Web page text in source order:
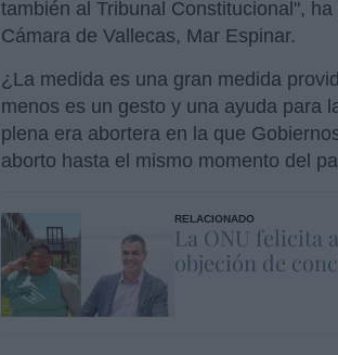
también al Tribunal Constitucional",
Cámara de Vallecas, Mar Espinar.
¿La medida es una gran medida
menos es un gesto y una ayuda para
plena era abortera en la que
aborto hasta el mismo momento del
RELACIONADO
La ONU felicita
objeción de